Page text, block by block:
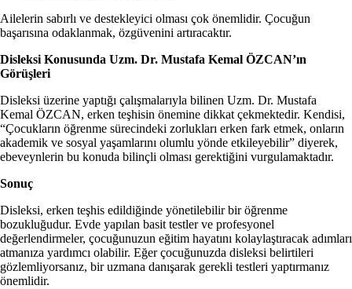
Ailelerin sabırlı ve destekleyici olması çok önemlidir. Çocuğun
başarısına odaklanmak, özgüvenini artıracaktır.
Disleksi Konusunda Uzm. Dr. Mustafa Kemal ÖZCAN’ın
Görüşleri
Disleksi üzerine yaptığı çalışmalarıyla bilinen Uzm. Dr. Mustafa
Kemal ÖZCAN, erken teşhisin önemine dikkat çekmektedir. Kendisi,
“Çocukların öğrenme sürecindeki zorlukları erken fark etmek, onların
akademik ve sosyal yaşamlarını olumlu yönde etkileyebilir” diyerek,
ebeveynlerin bu konuda bilinçli olması gerektiğini vurgulamaktadır.
Sonuç
Disleksi, erken teşhis edildiğinde yönetilebilir bir öğrenme
bozukluğudur. Evde yapılan basit testler ve profesyonel
değerlendirmeler, çocuğunuzun eğitim hayatını kolaylaştıracak adımları
atmanıza yardımcı olabilir. Eğer çocuğunuzda disleksi belirtileri
gözlemliyorsanız, bir uzmana danışarak gerekli testleri yaptırmanız
önemlidir.